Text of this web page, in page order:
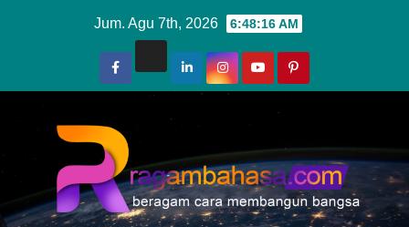
Jum. Agu 7th, 2026 6:48:18 AM